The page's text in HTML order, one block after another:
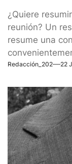
¿Quiere
reunión? Un
resume una
Redacción_202 22